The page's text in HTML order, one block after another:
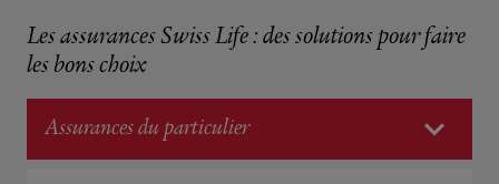
Les assurances Swiss Life : des solutions pour faire
les bons choix
Assurances du particulier